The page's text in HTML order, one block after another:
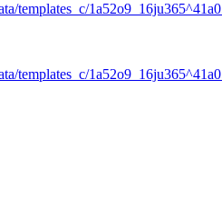
templates_c/
templates_c/